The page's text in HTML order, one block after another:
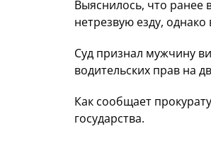
Выяснилось, что ранее
нетрезвую езду,
Суд признал мужчину
водительских прав на
Как сообщает
государства.